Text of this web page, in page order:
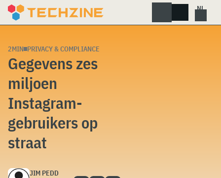
Skip
2MIN PRIVACY & COMPLIANCE
Gegevens zes
miljoen
Instagram-
gebruikers op
straat
JIM PEDD